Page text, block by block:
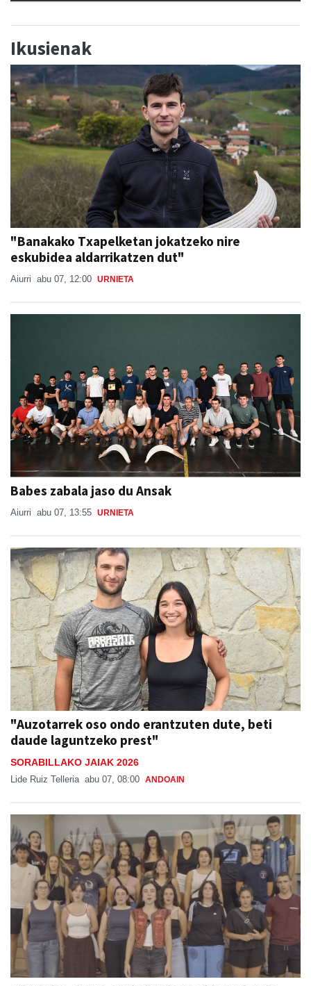
"Banakako Txapelketan jokatzeko nire
eskubidea aldarrikatzen dut"
Aiurri abu 07, 12:00 URNIETA
Babes zabala jaso du Ansak
"Auzotarrek oso ondo erantzuten dute, beti
daude laguntzeko prest"
SORABILLAKO JAIAK 2026
Lide Ruiz Telleria abu 07, 08:00
Burrunba, gazte euskaltzaleen ekimen berria
Beterri-Buruntzan